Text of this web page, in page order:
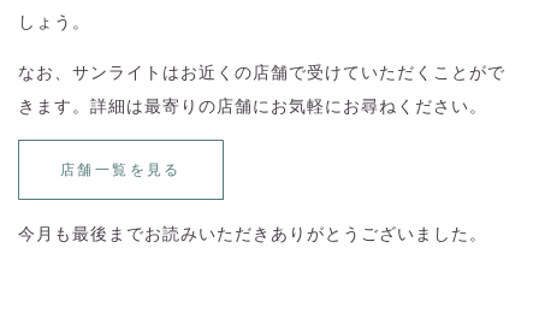
しょう。
なお、サンライトはお近くの店舗で受けていただくことがで
きます。詳細は最寄りの店舗にお気軽にお尋ねください。
店舗一覧を見る
今月も最後までお読みいただきありがとうございました。